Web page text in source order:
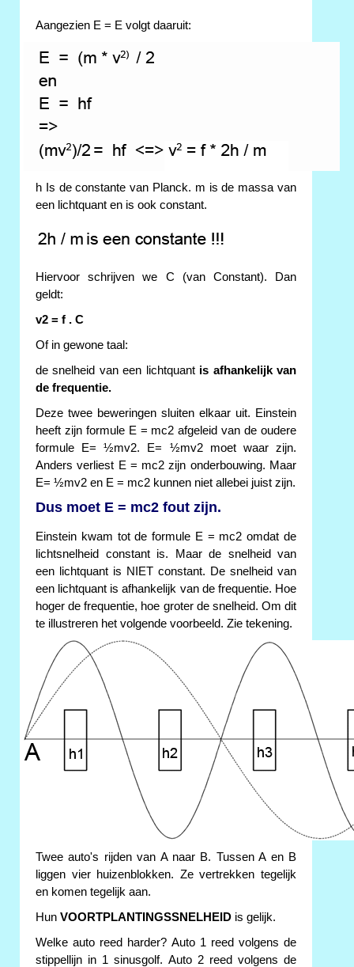
Aangezien E = E volgt daaruit:
h Is de constante van Planck. m is de massa van
een lichtquant en is ook constant.
Hiervoor schrijven we C (van Constant). Dan
geldt:
v2 = f . C
Of in gewone taal:
de snelheid van een lichtquant is afhankelijk van
de frequentie.
Deze twee beweringen sluiten elkaar uit. Einstein
heeft zijn formule E = mc2 afgeleid van de oudere
formule E= ½mv2. E= ½mv2 moet waar zijn.
Anders verliest E = mc2 zijn onderbouwing. Maar
E= ½mv2 en E = mc2 kunnen niet allebei juist zijn.
Dus moet E = mc2 fout zijn.
Einstein kwam tot de formule E = mc2 omdat de
lichtsnelheid constant is. Maar de snelheid van
een lichtquant is NIET constant. De snelheid van
een lichtquant is afhankelijk van de frequentie. Hoe
hoger de frequentie, hoe groter de snelheid. Om dit
te illustreren het volgende voorbeeld. Zie tekening.
Twee auto's rijden van A naar B. Tussen A en B
liggen vier huizenblokken. Ze vertrekken tegelijk
en komen tegelijk aan.
Hun VOORTPLANTINGSSNELHEID is gelijk.
Welke auto reed harder? Auto 1 reed volgens de
stippellijn in 1 sinusgolf. Auto 2 reed volgens de